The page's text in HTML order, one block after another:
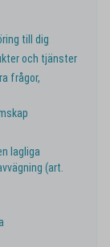
till dig
och tjänster
frågor,
lagliga
(art.